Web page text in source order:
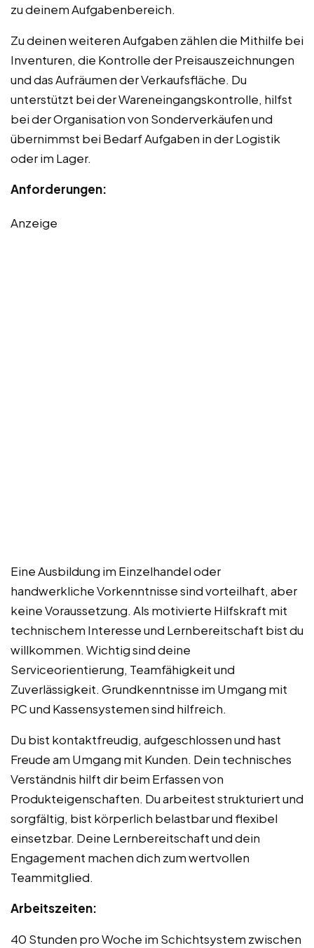
zu deinem Aufgabenbereich.
Zu deinen weiteren Aufgaben zählen die Mithilfe bei
Inventuren, die Kontrolle der Preisauszeichnungen
und das Aufräumen der Verkaufsfläche. Du
unterstützt bei der Wareneingangskontrolle, hilfst
bei der Organisation von Sonderverkäufen und
übernimmst bei Bedarf Aufgaben in der Logistik
oder im Lager.
Anforderungen:
Anzeige
Eine Ausbildung im Einzelhandel oder
handwerkliche Vorkenntnisse sind vorteilhaft, aber
keine Voraussetzung. Als motivierte Hilfskraft mit
technischem Interesse und Lernbereitschaft bist du
willkommen. Wichtig sind deine
Serviceorientierung, Teamfähigkeit und
Zuverlässigkeit. Grundkenntnisse im Umgang mit
PC und Kassensystemen sind hilfreich.
Du bist kontaktfreudig, aufgeschlossen und hast
Freude am Umgang mit Kunden. Dein technisches
Verständnis hilft dir beim Erfassen von
Produkteigenschaften. Du arbeitest strukturiert und
sorgfältig, bist körperlich belastbar und flexibel
einsetzbar. Deine Lernbereitschaft und dein
Engagement machen dich zum wertvollen
Teammitglied.
Arbeitszeiten:
40 Stunden pro Woche im Schichtsystem zwischen